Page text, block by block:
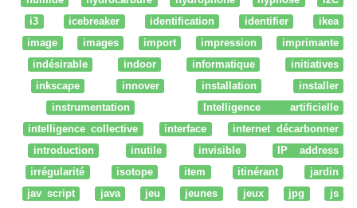
i3
icebreaker identification identifier
ikea
image
images import impression
imprimante
indésirable
indoor informatique
initiatives
inkscape
innover installation
installer
instrumentation
Intelligence artificielle
intelligence collective
interface
internet décarbonner
introduction
inutile invisible
IP address
irrégularité
isotope item itinérant
jardin
jav script
java jeu jeunes jeux jpg
js